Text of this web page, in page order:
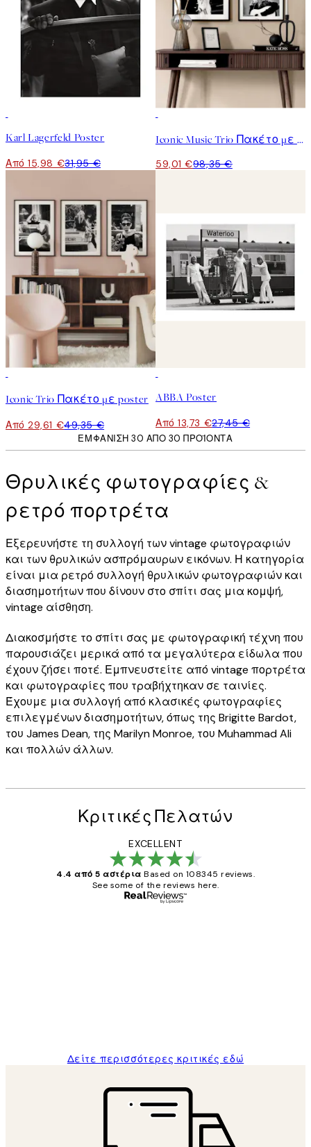
Karl Lagerfeld Poster
Από 15,98 €31,95 €
Iconic Music Trio Πακέτο με poster
59,01 €98,35 €
Iconic Trio Πακέτο με poster
Από 29,61 €49,35 €
ABBA Poster
Από 13,73 €27,45 €
ΕΜΦΆΝΙΣΗ 30 ΑΠΌ 30 ΠΡΟΪΌΝΤΑ
Θρυλικές φωτογραφίες &
ρετρό πορτρέτα
Εξερευνήστε τη συλλογή των vintage φωτογραφιών
και των θρυλικών ασπρόμαυρων εικόνων. Η κατηγορία
είναι μια ρετρό συλλογή θρυλικών φωτογραφιών και
διασημοτήτων που δίνουν στο σπίτι σας μια κομψή,
vintage αίσθηση.
Διακοσμήστε το σπίτι σας με φωτογραφική τέχνη που
παρουσιάζει μερικά από τα μεγαλύτερα είδωλα που
έχουν ζήσει ποτέ. Εμπνευστείτε από vintage πορτρέτα
και φωτογραφίες που τραβήχτηκαν σε ταινίες.
Έχουμε μια συλλογή από κλασικές φωτογραφίες
επιλεγμένων διασημοτήτων, όπως της Brigitte Bardot,
του James Dean, της Marilyn Monroe, του Muhammad Ali
και πολλών άλλων.
Κριτικές Πελατών
EXCELLENT
4.4 από 5 αστέρια Based on 108345 reviews.
See some of the reviews here.
Δείτε περισσότερες κριτικές εδώ